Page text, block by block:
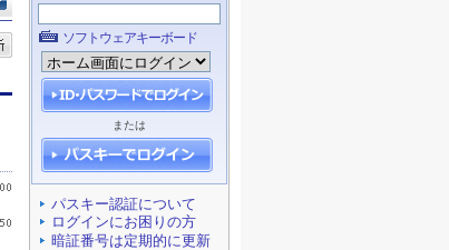
ソフトウェアキーボード
または
パスキー認証について
ログインにお困りの方
暗証番号は定期的に更新